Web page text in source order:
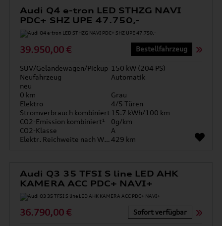
Audi Q4 e-tron LED STHZG NAVI
PDC+ SHZ UPE 47.750,-
39.950,00 € Bestellfahrzeug
SUV/Geländewagen/Pickup 150 kW (204 PS)
Neufahrzeug
Automatik
neu
0 km
Grau
Elektro
4/5 Türen
Stromverbrauch kombiniert 15.7 kWh/100 km
CO2-Emission kombiniert¹
0g/km
CO2-Klasse
A
Elektr. Reichweite nach WLTP*429 km
Audi Q3 35 TFSI S line LED AHK
KAMERA ACC PDC+ NAVI+
36.790,00 € Sofort verfügbar